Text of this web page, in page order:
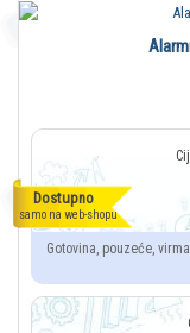
Dostupno
samo na web-shopu
Gotovina, pouzeće,